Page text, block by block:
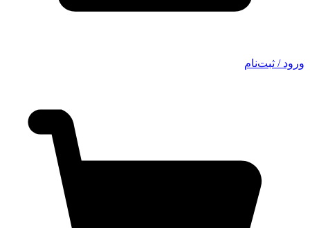
ورود / ثبت‌نام